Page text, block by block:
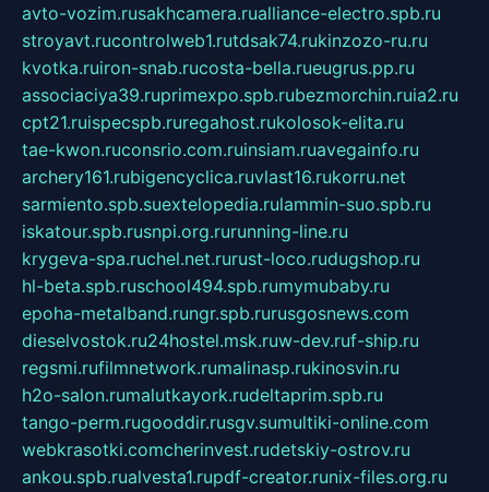
avto-vozim.rusakhcamera.rualliance-electro.spb.ru
stroyavt.rucontrolweb1.rutdsak74.rukinzozo-ru.ru
kvotka.ruiron-snab.rucosta-bella.rueugrus.pp.ru
associaciya39.ruprimexpo.spb.rubezmorchin.ruia2.ru
cpt21.ruispecspb.ruregahost.rukolosok-elita.ru
tae-kwon.ruconsrio.com.ruinsiam.ruavegainfo.ru
archery161.rubigencyclica.ruvlast16.rukorru.net
sarmiento.spb.suextelopedia.rulammin-suo.spb.ru
iskatour.spb.rusnpi.org.rurunning-line.ru
krygeva-spa.ruchel.net.rurust-loco.rudugshop.ru
hl-beta.spb.ruschool494.spb.rumymubaby.ru
epoha-metalband.rungr.spb.rurusgosnews.com
dieselvostok.ru24hostel.msk.ruw-dev.ruf-ship.ru
regsmi.rufilmnetwork.rumalinasp.rukinosvin.ru
h2o-salon.rumalutkayork.rudeltaprim.spb.ru
tango-perm.rugooddir.rusgv.sumultiki-online.com
webkrasotki.comcherinvest.rudetskiy-ostrov.ru
ankou.spb.rualvesta1.rupdf-creator.runix-files.org.ru